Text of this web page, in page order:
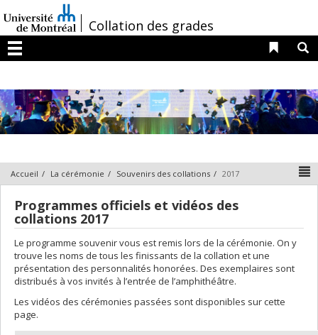
au
contenu
/
Collation des grades
Menu
Liens
Accueil La cérémonie Souvenirs des collations 2017
Programmes officiels et vidéos des
collations 2017
Le programme souvenir vous est remis lors de la cérémonie. On y
trouve les noms de tous les finissants de la collation et une
présentation des personnalités honorées. Des exemplaires sont
distribués à vos invités à l’entrée de l’amphithéâtre.
Les vidéos des cérémonies passées sont disponibles sur cette
page.